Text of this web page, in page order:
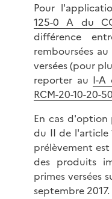
Pour
125-0 A du
différence
remboursées
versées (pour
reporter au I-A
RCM-20-10-20-50
En cas d'option
du II de l'article
prélèvement
des produits
primes versées
septembre 2017.